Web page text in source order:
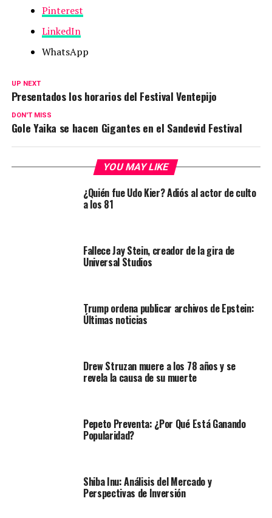
Pinterest
LinkedIn
WhatsApp
UP NEXT
Presentados los horarios del Festival Ventepijo
DON'T MISS
Gole Yaika se hacen Gigantes en el Sandevid Festival
YOU MAY LIKE
¿Quién fue Udo Kier? Adiós al actor de culto
a los 81
Fallece Jay Stein, creador de la gira de
Universal Studios
Trump ordena publicar archivos de Epstein:
Últimas noticias
Drew Struzan muere a los 78 años y se
revela la causa de su muerte
Pepeto Preventa: ¿Por Qué Está Ganando
Popularidad?
Shiba Inu: Análisis del Mercado y
Perspectivas de Inversión